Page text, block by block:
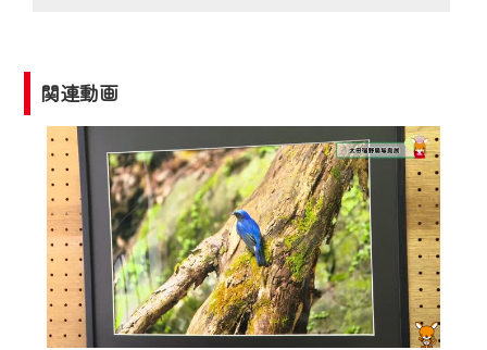
関連動画
2024年9月24日からはご加入者様へのサー
ビス向上のため、
『CCNet Web TV』を利用いただくには、
一部コンテンツを除き、
CCNetサービスへの加入と『CCNetマイ
ページ※』へのログインが必要となりま
す。
何卒、ご理解ご了承の程よろしくお願い
いたします。